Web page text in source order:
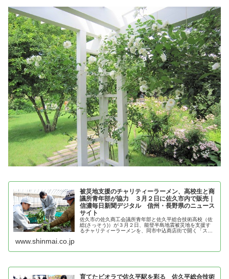
被災地支援のチャリティーラーメン、高校生と商
議所青年部が協力 ３月２日に佐久市内で販売｜
信濃毎日新聞デジタル 信州・長野県のニュース
サイト
佐久市の佐久商工会議所青年部と佐久平総合技術高校（佐
総(さっそう)）が３月２日、能登半島地震被災地を支援す
るチャリティーラーメンを、同市中込商店街で開く「スマ
www.shinmai.co.jp
育てたビオラで佐久平駅を彩る 佐久平総合技術